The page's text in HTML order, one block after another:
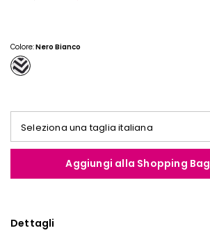
Colore:Nero Bianco
Seleziona una taglia italiana
Aggiungi alla Shopping Bag
Dettagli